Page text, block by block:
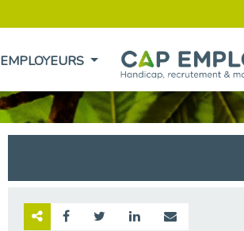
EMPLOYEURS